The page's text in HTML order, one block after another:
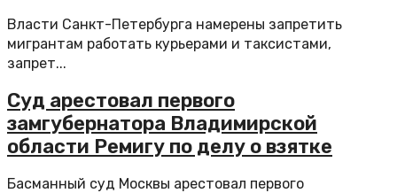
Власти Санкт-Петербурга намерены запретить
мигрантам работать курьерами и таксистами,
запрет...
Суд арестовал первого
замгубернатора Владимирской
области Ремигу по делу о взятке
Басманный суд Москвы арестовал первого